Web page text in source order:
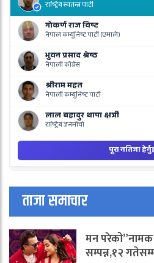
ताजा समाचार
मन
सम्पन्न,१२